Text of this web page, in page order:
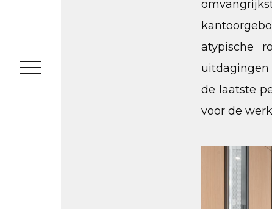
atypische
uitdagingen
de laatste
voor de